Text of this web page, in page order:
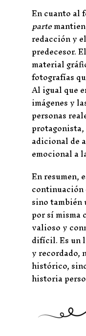
En cuanto al
parte
redacción y
predecesor.
material
fotografías
Al igual que
imágenes y
personas
protagonista,
adicional de
emocional a
En resumen,
continuación
sino también
por sí misma
valioso y
difícil. Es un
y recordado,
histórico,
historia